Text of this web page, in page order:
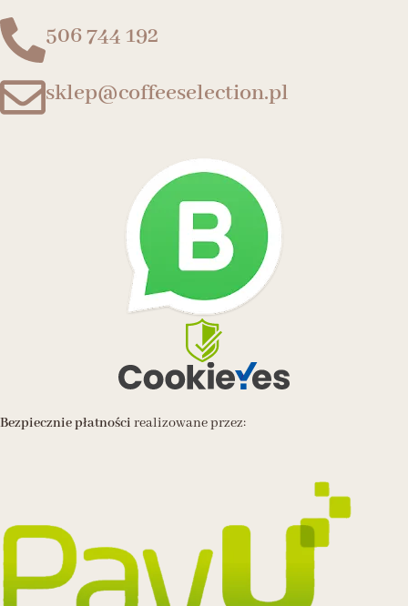
506 744 192
sklep@coffeeselection.pl
Bezpiecznie płatności realizowane przez: